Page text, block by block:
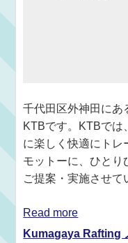
千代田区外神田にあ
KTBです。KTBでは
に楽しく快適にトレ
モットーに、ひとり
ご提案・実施させて
Read more
Kumagaya Rafting